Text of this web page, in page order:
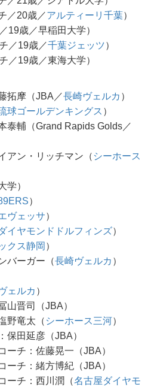
／20歳／アルティーリ千葉）
19歳／早稲田大学）
／19歳／千葉ジェッツ）
／19歳／東海大学）
拓摩（JBA／長崎ヴェルカ ）
球ゴールデンキングス ）
泰輔（Grand Rapids Golds／
アン・リッチマン（ シーホース
学）
）
ヴェッサ）
イヤモンドドルフィンズ）
クス静岡 ）
バーガー（長崎ヴェルカ ）
ェルカ ）
山晋司（JBA）
野竜太（ シーホース三河）
保田延彦（JBA）
ーチ：佐藤晃一（JBA）
ーチ：緒方博紀（JBA）
ーチ：西川潤（名古屋ダイヤモ